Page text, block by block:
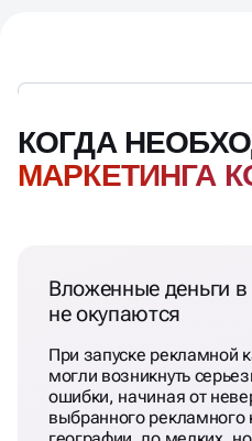
КОГДА
МАРКЕТИНГА
Вложенные деньги
не окупаются
При запуске рекламной
могли возникнуть
ошибки, начиная от
выбранного рекламного